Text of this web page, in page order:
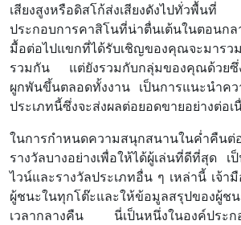
เสียงสูงหรือดิสโก้ส่งเสียงดังไปทั่วพื้
ประกอบการคาสิโนที่น่าตื่นเต้นในตอนก
มื้อต่อไปแขกที่ได้รับเชิญของคุณจะมารว
รวมกัน แต่ยังรวมกับกลุ่มของคุณด้วยซึ่ง
ผูกพันขึ้นตลอดทั้งงาน เป็นการแนะนำค
ประเภทนี้ซึ่งจะส่งผลต่อยอดขายอย่างต่อ
ในการกำหนดความสนุกสนานในค่ำคืนต่
รางวัลบางอย่างเพื่อให้ได้ผู้เล่นที่ดีที่สุด เ
ไวน์และรางวัลประเภทอื่น ๆ เหล่านี้ เจ้า
ผู้ชนะในทุกโต๊ะและให้ข้อมูลสรุปของผู้
เวลากลางคืน นี่เป็นหนึ่งในองค์ประก